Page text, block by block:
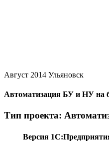
Август 2014 Ульяновск
Автоматизация БУ и НУ на
Тип проекта:
Версия